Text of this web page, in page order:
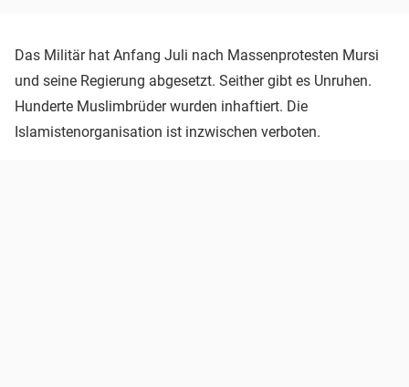
Das Militär hat Anfang Juli nach Massenprotesten Mursi
und seine Regierung abgesetzt. Seither gibt es Unruhen.
Hunderte Muslimbrüder wurden inhaftiert. Die
Islamistenorganisation ist inzwischen verboten.